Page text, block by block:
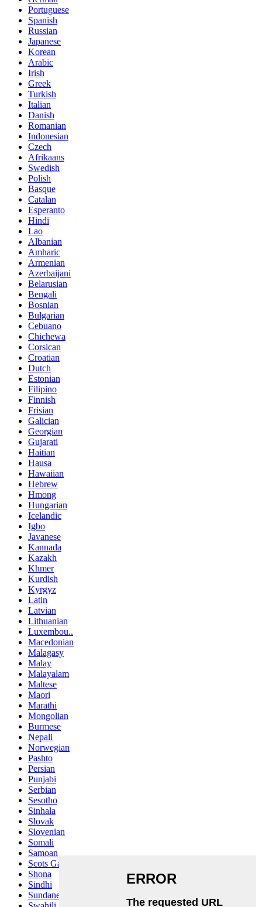
Portuguese
Spanish
Russian
Japanese
Korean
Arabic
Irish
Greek
Turkish
Italian
Danish
Romanian
Indonesian
Czech
Afrikaans
Swedish
Polish
Basque
Catalan
Esperanto
Hindi
Lao
Albanian
Amharic
Armenian
Azerbaijani
Belarusian
Bengali
Bosnian
Bulgarian
Cebuano
Chichewa
Corsican
Croatian
Dutch
Estonian
Filipino
Finnish
Frisian
Galician
Georgian
Gujarati
Haitian
Hausa
Hawaiian
Hebrew
Hmong
Hungarian
Icelandic
Igbo
Javanese
Kannada
Kazakh
Khmer
Kurdish
Kyrgyz
Latin
Latvian
Lithuanian
Luxembou..
Macedonian
Malagasy
Malay
Malayalam
Maltese
Maori
Marathi
Mongolian
Burmese
Nepali
Norwegian
Pashto
Persian
Punjabi
Serbian
Sesotho
Sinhala
Slovak
Slovenian
Somali
Samoan
Scots Gaelic
Shona
Sindhi
Sundanese